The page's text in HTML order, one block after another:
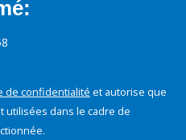
de confidentialité et autorise que
dans le cadre de